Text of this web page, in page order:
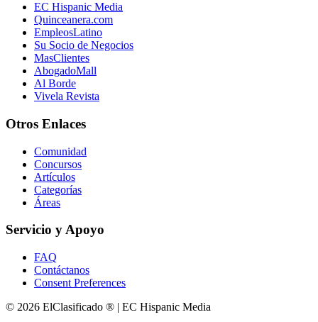
EC Hispanic Media
Quinceanera.com
EmpleosLatino
Su Socio de Negocios
MasClientes
AbogadoMall
Al Borde
Vivela Revista
Otros Enlaces
Comunidad
Concursos
Artículos
Categorías
Áreas
Servicio y Apoyo
FAQ
Contáctanos
Consent Preferences
© 2026 ElClasificado ® | EC Hispanic Media